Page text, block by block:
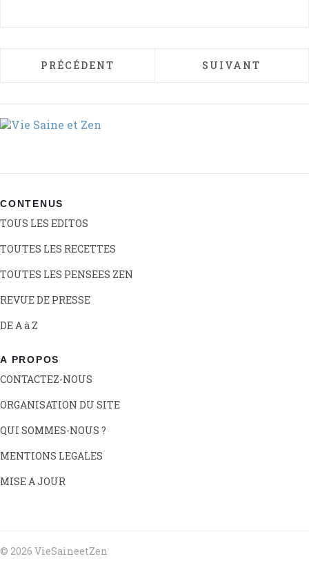
ARTICLE PRÉCÉDENT : GRAINES ET HUILE
PRÉCÉDENT ARTICLE
SUIVANT
CONTENUS
TOUS LES EDITOS
TOUTES LES RECETTES
TOUTES LES PENSEES ZEN
REVUE DE PRESSE
DE A à Z
A PROPOS
CONTACTEZ-NOUS
ORGANISATION DU SITE
QUI SOMMES-NOUS ?
MENTIONS LEGALES
MISE A JOUR
© 2026 VieSaineetZen